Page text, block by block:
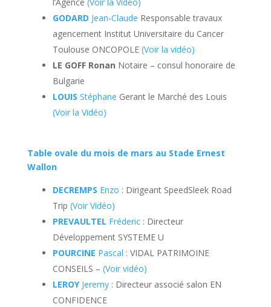
GODARD Jean-Claude Responsable travaux
agencement Institut Universitaire du Cancer
Toulouse ONCOPOLE (Voir la vidéo)
LE GOFF Ronan Notaire – consul honoraire de
Bulgarie
LOUIS Stéphane Gerant le Marché des Louis
(Voir la Vidéo)
Table ovale du mois de mars au Stade Ernest
Wallon
DECREMPS Enzo : Dirigeant SpeedSleek Road
Trip (Voir Vidéo)
PREVAULTEL Fréderic: Directeur
Développement SYSTEME U
POURCINE Pascal : VIDAL PATRIMOINE
CONSEILS – (Voir vidéo)
LEROYJeremy: Directeur associé salon EN
CONFIDENCE